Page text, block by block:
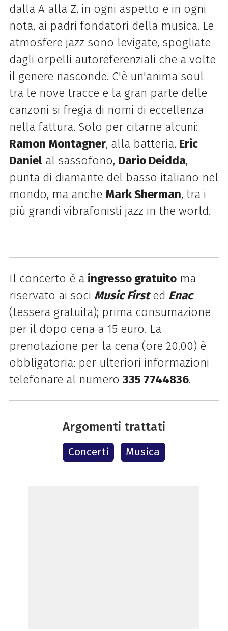
dalla A alla Z, in ogni aspetto e in ogni
nota, ai padri fondatori della musica. Le
atmosfere jazz sono levigate, spogliate
dagli orpelli autoreferenziali che a volte
il genere nasconde. C'è un'anima soul
tra le nove tracce e la gran parte delle
canzoni si fregia di nomi di eccellenza
nella fattura. Solo per citarne alcuni:
Ramon Montagner, alla batteria, Eric
Danielal sassofono, Dario Deidda,
punta di diamante del basso italiano nel
mondo, ma anche Mark Sherman, tra i
più grandi vibrafonisti jazz in the world.
Il concerto è a ingresso gratuitoma
riservato ai soci Music Firsted Enac
(tessera gratuita); prima consumazione
per il dopo cena a 15 euro. La
prenotazione per la cena (ore 20.00) è
obbligatoria: per ulteriori informazioni
telefonare al numero 335 7744836.
Argomenti trattati
Concerti Musica